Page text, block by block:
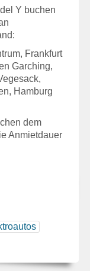
Y buchen
Frankfurt
Garching,
Hamburg
dem
Anmietdauer